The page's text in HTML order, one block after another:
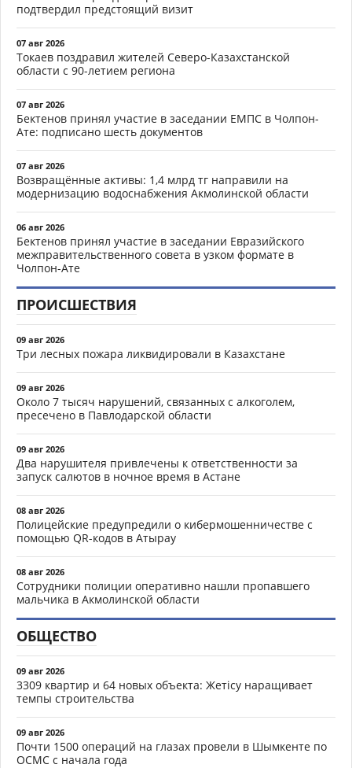
подтвердил предстоящий визит
07 авг 2026
Токаев поздравил жителей Северо-Казахстанской
области с 90-летием региона
07 авг 2026
Бектенов принял участие в заседании ЕМПС в Чолпон-
Ате: подписано шесть документов
07 авг 2026
Возвращённые активы: 1,4 млрд тг направили на
модернизацию водоснабжения Акмолинской области
06 авг 2026
Бектенов принял участие в заседании Евразийского
межправительственного совета в узком формате в
Чолпон-Ате
ПРОИСШЕСТВИЯ
09 авг 2026
Три лесных пожара ликвидировали в Казахстане
09 авг 2026
Около 7 тысяч нарушений, связанных с алкоголем,
пресечено в Павлодарской области
09 авг 2026
Два нарушителя привлечены к ответственности за
запуск салютов в ночное время в Астане
08 авг 2026
Полицейские предупредили о кибермошенничестве с
помощью QR-кодов в Атырау
08 авг 2026
Сотрудники полиции оперативно нашли пропавшего
мальчика в Акмолинской области
ОБЩЕСТВО
09 авг 2026
3309 квартир и 64 новых объекта: Жетісу наращивает
темпы строительства
09 авг 2026
Почти 1500 операций на глазах провели в Шымкенте по
ОСМС с начала года